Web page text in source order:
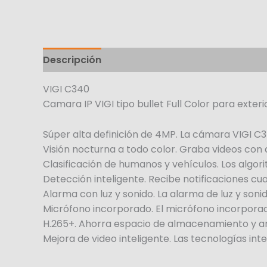
Descripción
VIGI C340
Camara IP VIGI tipo bullet Full Color para
Súper alta definición de 4MP. La cámara VIGI
Visión nocturna a todo color. Graba videos
Clasificación de humanos y vehículos. Los
Detección inteligente. Recibe notificaciones
Alarma con luz y sonido. La alarma de luz y
Micrófono incorporado. El micrófono
H.265+. Ahorra espacio de almacenamiento y
Mejora de video inteligente. Las tecnologías